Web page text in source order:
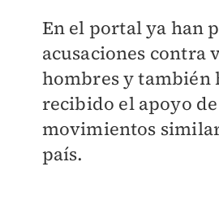
En el portal ya han
acusaciones contra
hombres y también
recibido el apoyo de
movimientos
país.